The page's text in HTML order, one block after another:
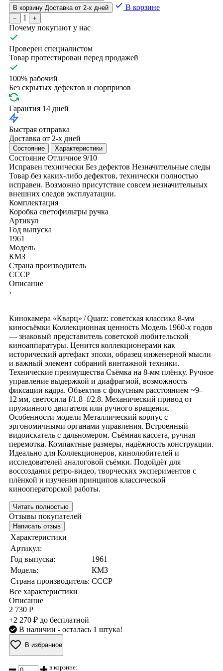
В корзину Доставка от 2-х дней В корзине
− 1 +
Почему покупают у нас
Проверен специалистом
Товар протестирован перед продажей
100% рабочий
Без скрытых дефектов и сюрпризов
Гарантия 14 дней
Быстрая отправка
Доставка от 2-х дней
Состояние Характеристики
Состояние Отличное 9/10
Исправен технически Без дефектов Незначительные следы
Товар без каких-либо дефектов, технически полностью
исправен. Возможно присутствие совсем незначительных
внешних следов эксплуатации.
Комплектация
Коробка светофильтры ручка
Артикул
Год выпуска
1961
Модель
КМЗ
Страна производитель
СССР
Описание
›
Кинокамера «Кварц» / Quarz: советская классика 8‑мм
киносъёмки Коллекционная ценность Модель 1960‑х годов
— знаковый представитель советской любительской
киноаппаратуры. Ценится коллекционерами как
исторический артефакт эпохи, образец инженерной мысли
и важный элемент собраний винтажной техники.
Технические преимущества Съёмка на 8‑мм плёнку. Ручное
управление выдержкой и диафрагмой, возможность
фиксации кадра. Объектив с фокусным расстоянием ~9–
12 мм, светосила f/1.8–f/2.8. Механический привод от
пружинного двигателя или ручного вращения.
Особенности модели Металлический корпус с
эргономичными органами управления. Встроенный
видоискатель с дальномером. Съёмная кассета, ручная
перемотка. Компактные размеры, надёжность конструкции.
Идеально для Коллекционеров, кинолюбителей и
исследователей аналоговой съёмки. Подойдёт для
воссоздания ретро‑видео, творческих экспериментов с
плёнкой и изучения принципов классической
кинооператорской работы.
Читать полностью
Отзывы покупателей
Написать отзыв
Характеристики
Артикул:
Год выпуска:
1961
Модель:
КМЗ
Страна производитель: СССР
Все характеристики
Описание
2 730 Р
+2 270 ₽ до бесплатной
В наличии - осталась 1 штука!
В избранное
в корзине: